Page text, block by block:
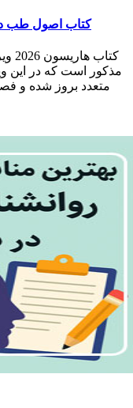
کتاب اصول طب داخلی
مذکور است که در
متعدد بروز شده و